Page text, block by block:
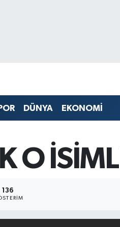
DÜNYA EKONOMİ
O
136